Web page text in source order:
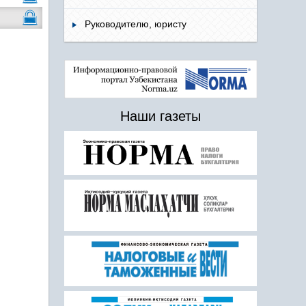
Руководителю, юристу
Наши газеты